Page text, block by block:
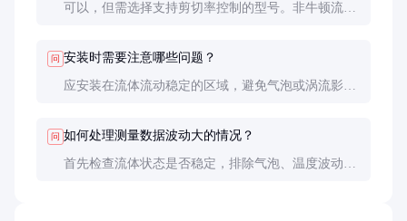
可以，但需选择支持剪切率控制的型号。非牛顿流体
问 安装时需要注意哪些问题？
应安装在流体流动稳定的区域，避免气泡或涡流影
度。
问 如何处理测量数据波动大的情况？
首先检查流体状态是否稳定，排除气泡、温度波动等